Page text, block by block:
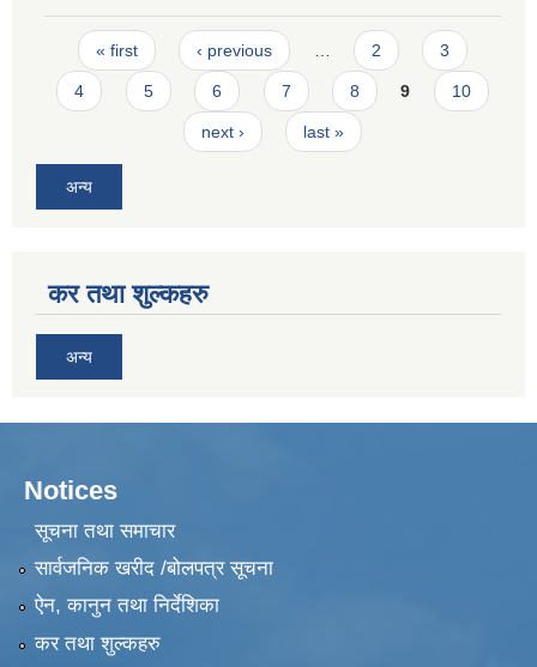
Pages
« first ‹ previous 2 3
4 5 6 7 8 9 10
next › last »
अन्य
कर तथा शुल्कहरु
अन्य
Notices
सूचना तथा समाचार
सार्वजनिक खरीद /बोलपत्र सूचना
ऐन, कानुन तथा निर्देशिका
कर तथा शुल्कहरु